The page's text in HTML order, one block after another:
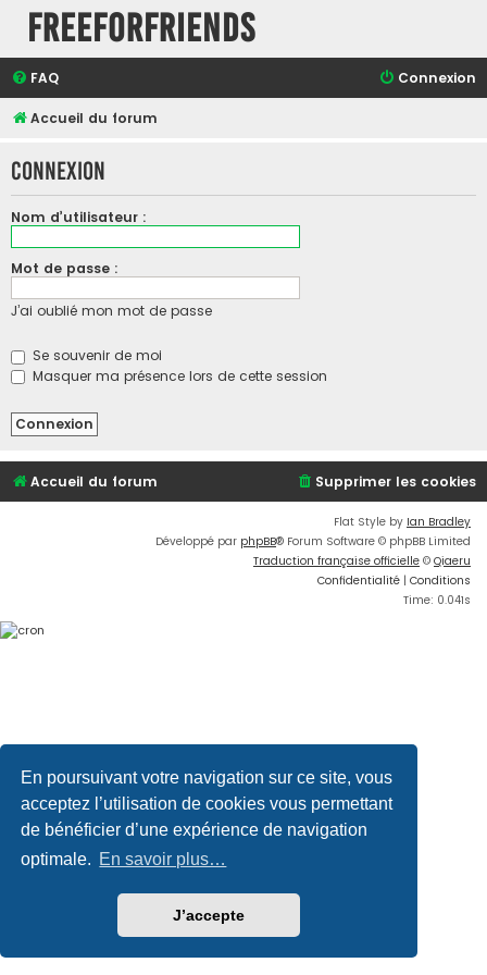
En poursuivant votre navigation sur ce site, vous
acceptez l’utilisation de cookies vous permettant
de bénéficier d’une expérience de navigation
optimale. En savoir plus…
J’accepte
FreeForFriends
FAQ Connexion
Accueil du forum
Connexion
Nom d’utilisateur :
Mot de passe :
J’ai oublié mon mot de passe
Se souvenir de moi
Masquer ma présence lors de cette session
Accueil du forum Supprimer les cookies
Flat Style by Ian Bradley
Développé par phpBB® Forum Software © phpBB Limited
Traduction française officielle © Qiaeru
Confidentialité | Conditions
Time: 0.041s